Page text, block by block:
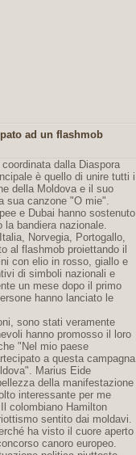
ad un flashmob
dalla Diaspora
è quello di unire tutti i
della Moldova e il suo
sua canzone "O mie".
e Dubai hanno sostenuto
la bandiera nazionale.
Norvegia, Portogallo,
al flashmob proiettando il
con elio in rosso, giallo e
di simboli nazionali e
un mese dopo il primo
hanno lanciato le
sono stati veramente
hanno promosso il loro
"Nel mio paese
a questa campagna
Marius Eide
della manifestazione
interessante per me
colombiano Hamilton
sentito dai moldavi.
ha visto il cuore aperto
canoro europeo.